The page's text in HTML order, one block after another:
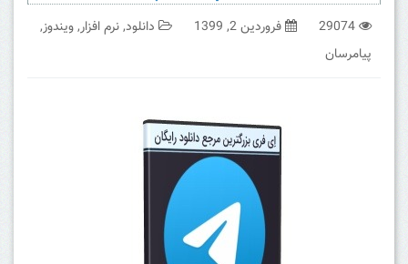
29074 فروردین 2, 1399 دانلود,نرم افزار,ویندوز,
پیامرسان